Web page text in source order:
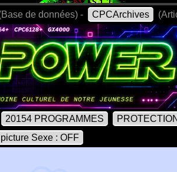
de données) - CPCArchives
20154 PROGRAMMES
Sexe : OFF